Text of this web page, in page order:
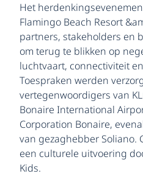
Het
Flamingo Beach Resort
partners, stakeholders en
om terug te blikken op
luchtvaart, connectiviteit
Toespraken werden
vertegenwoordigers van
Bonaire International
Corporation Bonaire,
van gezaghebber Soliano.
een culturele uitvoering
Kids.